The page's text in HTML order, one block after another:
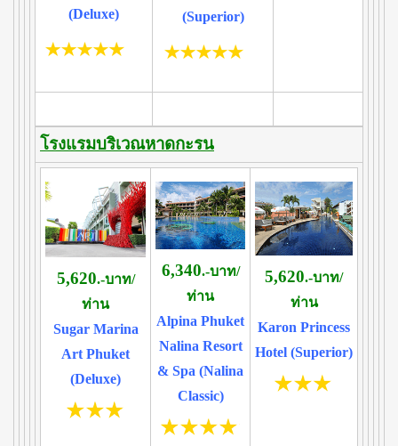
(Deluxe)
(Superior)
โรงแรมบริเวณหาดกะรน
5,620.-บาท/
ท่าน
Sugar Marina
Art Phuket
(Deluxe)
6,340.-บาท/
ท่าน
Alpina Phuket
Nalina Resort
& Spa (Nalina
Classic)
5,620.-บาท/
ท่าน
Karon Princess
Hotel (Superior)